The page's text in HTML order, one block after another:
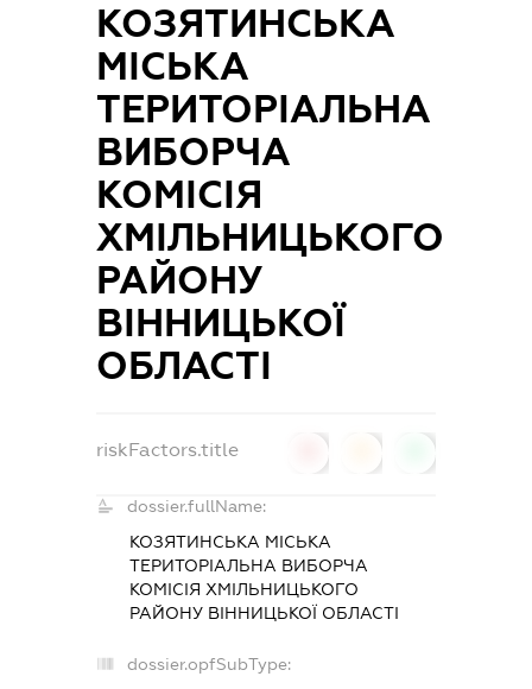
КОЗЯТИНСЬКА
МІСЬКА
ТЕРИТОРІАЛЬНА
ВИБОРЧА
КОМІСІЯ
ХМІЛЬНИЦЬКОГО
РАЙОНУ
ВІННИЦЬКОЇ
ОБЛАСТІ
riskFactors.title
dossier.fullName:
КОЗЯТИНСЬКА МІСЬКА
ТЕРИТОРІАЛЬНА ВИБОРЧА
КОМІСІЯ ХМІЛЬНИЦЬКОГО
РАЙОНУ ВІННИЦЬКОЇ ОБЛАСТІ
dossier.opfSubType: